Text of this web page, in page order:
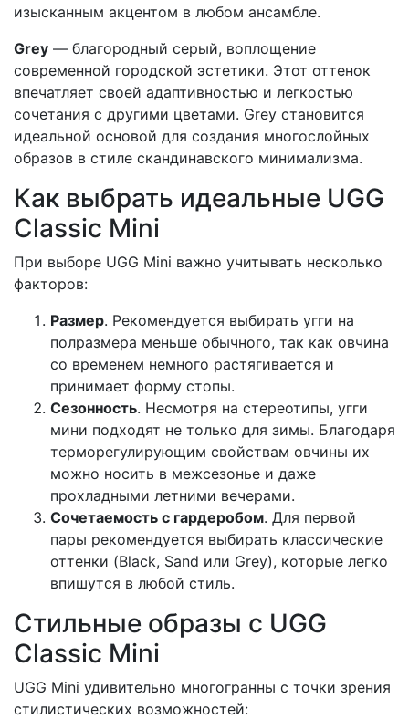
изысканным акцентом в любом ансамбле.
Grey — благородный серый, воплощение
современной городской эстетики. Этот оттенок
впечатляет своей адаптивностью и легкостью
сочетания с другими цветами. Grey становится
идеальной основой для создания многослойных
образов в стиле скандинавского минимализма.
Как выбрать идеальные UGG
Classic Mini
При выборе UGG Mini важно учитывать несколько
факторов:
Размер. Рекомендуется выбирать угги на
полразмера меньше обычного, так как овчина
со временем немного растягивается и
принимает форму стопы.
Сезонность. Несмотря на стереотипы, угги
мини подходят не только для зимы. Благодаря
терморегулирующим свойствам овчины их
можно носить в межсезонье и даже
прохладными летними вечерами.
Сочетаемость с гардеробом. Для первой
пары рекомендуется выбирать классические
оттенки (Black, Sand или Grey), которые легко
впишутся в любой стиль.
Стильные образы с UGG
Classic Mini
UGG Mini удивительно многогранны с точки зрения
стилистических возможностей: